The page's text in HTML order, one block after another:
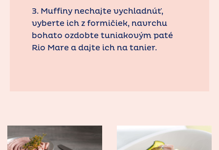
3. Muffiny nechajte vychladnúť,
vyberte ich z formičiek, navrchu
bohato ozdobte tuniakovým paté
Rio Mare a dajte ich na tanier.